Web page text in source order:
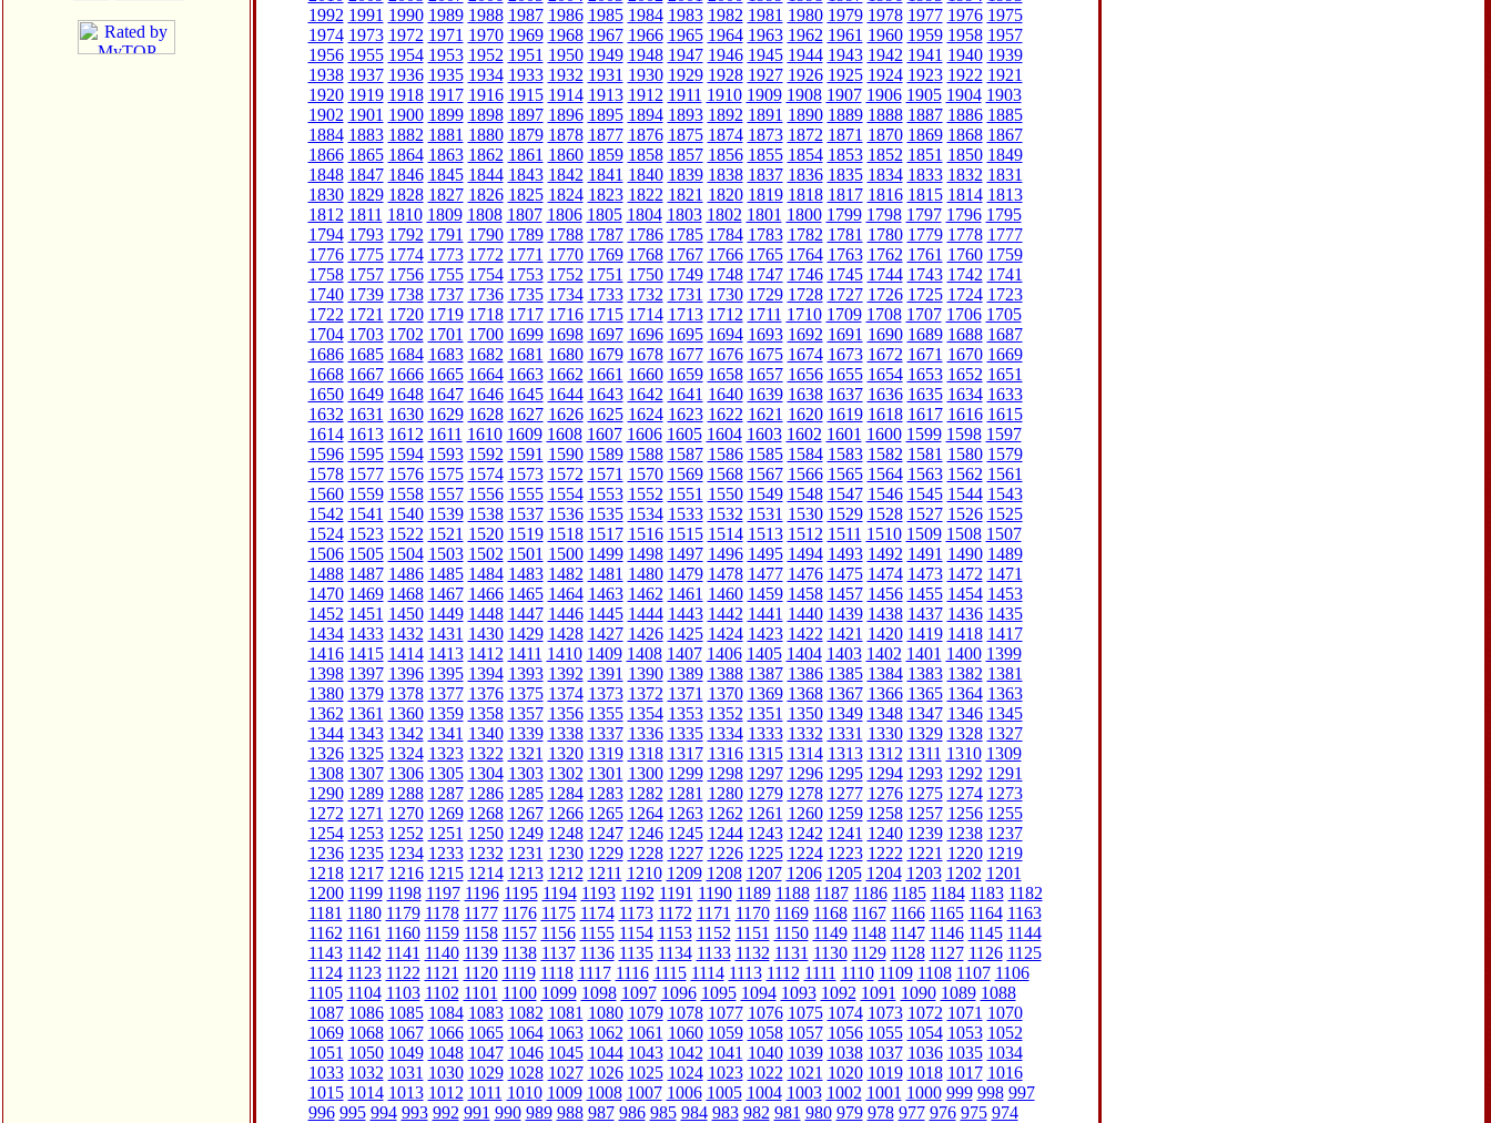
1992 1991 1990 1989 1988 1987 1986 1985 1984 1983 1982 1981 1980 1979 1978 1977 1976 1975
1974 1973 1972 1971 1970 1969 1968 1967 1966 1965 1964 1963 1962 1961 1960 1959 1958 1957
1956 1955 1954 1953 1952 1951 1950 1949 1948 1947 1946 1945 1944 1943 1942 1941 1940 1939
1938 1937 1936 1935 1934 1933 1932 1931 1930 1929 1928 1927 1926 1925 1924 1923 1922 1921
1920 1919 1918 1917 1916 1915 1914 1913 1912 1911 1910 1909 1908 1907 1906 1905 1904 1903
1902 1901 1900 1899 1898 1897 1896 1895 1894 1893 1892 1891 1890 1889 1888 1887 1886 1885
1884 1883 1882 1881 1880 1879 1878 1877 1876 1875 1874 1873 1872 1871 1870 1869 1868 1867
1866 1865 1864 1863 1862 1861 1860 1859 1858 1857 1856 1855 1854 1853 1852 1851 1850 1849
1848 1847 1846 1845 1844 1843 1842 1841 1840 1839 1838 1837 1836 1835 1834 1833 1832 1831
1830 1829 1828 1827 1826 1825 1824 1823 1822 1821 1820 1819 1818 1817 1816 1815 1814 1813
1812 1811 1810 1809 1808 1807 1806 1805 1804 1803 1802 1801 1800 1799 1798 1797 1796 1795
1794 1793 1792 1791 1790 1789 1788 1787 1786 1785 1784 1783 1782 1781 1780 1779 1778 1777
1776 1775 1774 1773 1772 1771 1770 1769 1768 1767 1766 1765 1764 1763 1762 1761 1760 1759
1758 1757 1756 1755 1754 1753 1752 1751 1750 1749 1748 1747 1746 1745 1744 1743 1742 1741
1740 1739 1738 1737 1736 1735 1734 1733 1732 1731 1730 1729 1728 1727 1726 1725 1724 1723
1722 1721 1720 1719 1718 1717 1716 1715 1714 1713 1712 1711 1710 1709 1708 1707 1706 1705
1704 1703 1702 1701 1700 1699 1698 1697 1696 1695 1694 1693 1692 1691 1690 1689 1688 1687
1686 1685 1684 1683 1682 1681 1680 1679 1678 1677 1676 1675 1674 1673 1672 1671 1670 1669
1668 1667 1666 1665 1664 1663 1662 1661 1660 1659 1658 1657 1656 1655 1654 1653 1652 1651
1650 1649 1648 1647 1646 1645 1644 1643 1642 1641 1640 1639 1638 1637 1636 1635 1634 1633
1632 1631 1630 1629 1628 1627 1626 1625 1624 1623 1622 1621 1620 1619 1618 1617 1616 1615
1614 1613 1612 1611 1610 1609 1608 1607 1606 1605 1604 1603 1602 1601 1600 1599 1598 1597
1596 1595 1594 1593 1592 1591 1590 1589 1588 1587 1586 1585 1584 1583 1582 1581 1580 1579
1578 1577 1576 1575 1574 1573 1572 1571 1570 1569 1568 1567 1566 1565 1564 1563 1562 1561
1560 1559 1558 1557 1556 1555 1554 1553 1552 1551 1550 1549 1548 1547 1546 1545 1544 1543
1542 1541 1540 1539 1538 1537 1536 1535 1534 1533 1532 1531 1530 1529 1528 1527 1526 1525
1524 1523 1522 1521 1520 1519 1518 1517 1516 1515 1514 1513 1512 1511 1510 1509 1508 1507
1506 1505 1504 1503 1502 1501 1500 1499 1498 1497 1496 1495 1494 1493 1492 1491 1490 1489
1488 1487 1486 1485 1484 1483 1482 1481 1480 1479 1478 1477 1476 1475 1474 1473 1472 1471
1470 1469 1468 1467 1466 1465 1464 1463 1462 1461 1460 1459 1458 1457 1456 1455 1454 1453
1452 1451 1450 1449 1448 1447 1446 1445 1444 1443 1442 1441 1440 1439 1438 1437 1436 1435
1434 1433 1432 1431 1430 1429 1428 1427 1426 1425 1424 1423 1422 1421 1420 1419 1418 1417
1416 1415 1414 1413 1412 1411 1410 1409 1408 1407 1406 1405 1404 1403 1402 1401 1400 1399
1398 1397 1396 1395 1394 1393 1392 1391 1390 1389 1388 1387 1386 1385 1384 1383 1382 1381
1380 1379 1378 1377 1376 1375 1374 1373 1372 1371 1370 1369 1368 1367 1366 1365 1364 1363
1362 1361 1360 1359 1358 1357 1356 1355 1354 1353 1352 1351 1350 1349 1348 1347 1346 1345
1344 1343 1342 1341 1340 1339 1338 1337 1336 1335 1334 1333 1332 1331 1330 1329 1328 1327
1326 1325 1324 1323 1322 1321 1320 1319 1318 1317 1316 1315 1314 1313 1312 1311 1310 1309
1308 1307 1306 1305 1304 1303 1302 1301 1300 1299 1298 1297 1296 1295 1294 1293 1292 1291
1290 1289 1288 1287 1286 1285 1284 1283 1282 1281 1280 1279 1278 1277 1276 1275 1274 1273
1272 1271 1270 1269 1268 1267 1266 1265 1264 1263 1262 1261 1260 1259 1258 1257 1256 1255
1254 1253 1252 1251 1250 1249 1248 1247 1246 1245 1244 1243 1242 1241 1240 1239 1238 1237
1236 1235 1234 1233 1232 1231 1230 1229 1228 1227 1226 1225 1224 1223 1222 1221 1220 1219
1218 1217 1216 1215 1214 1213 1212 1211 1210 1209 1208 1207 1206 1205 1204 1203 1202 1201
1200 1199 1198 1197 1196 1195 1194 1193 1192 1191 1190 1189 1188 1187 1186 1185 1184 1183 1182
1181 1180 1179 1178 1177 1176 1175 1174 1173 1172 1171 1170 1169 1168 1167 1166 1165 1164 1163
1162 1161 1160 1159 1158 1157 1156 1155 1154 1153 1152 1151 1150 1149 1148 1147 1146 1145 1144
1143 1142 1141 1140 1139 1138 1137 1136 1135 1134 1133 1132 1131 1130 1129 1128 1127 1126 1125
1124 1123 1122 1121 1120 1119 1118 1117 1116 1115 1114 1113 1112 1111 1110 1109 1108 1107 1106
1105 1104 1103 1102 1101 1100 1099 1098 1097 1096 1095 1094 1093 1092 1091 1090 1089 1088
1087 1086 1085 1084 1083 1082 1081 1080 1079 1078 1077 1076 1075 1074 1073 1072 1071 1070
1069 1068 1067 1066 1065 1064 1063 1062 1061 1060 1059 1058 1057 1056 1055 1054 1053 1052
1051 1050 1049 1048 1047 1046 1045 1044 1043 1042 1041 1040 1039 1038 1037 1036 1035 1034
1033 1032 1031 1030 1029 1028 1027 1026 1025 1024 1023 1022 1021 1020 1019 1018 1017 1016
1015 1014 1013 1012 1011 1010 1009 1008 1007 1006 1005 1004 1003 1002 1001 1000 999 998 997
996 995 994 993 992 991 990 989 988 987 986 985 984 983 982 981 980 979 978 977 976 975 974